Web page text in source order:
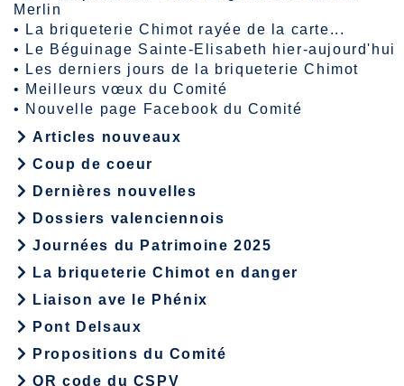
Merlin
•
La briqueterie Chimot rayée de la carte...
•
Le Béguinage Sainte-Elisabeth hier-aujourd'hui
•
Les derniers jours de la briqueterie Chimot
• Meilleurs vœux du Comité
• Nouvelle page Facebook du Comité
Articles nouveaux
Coup de coeur
Dernières nouvelles
Dossiers valenciennois
Journées du Patrimoine 2025
La briqueterie Chimot en danger
Liaison ave le Phénix
Pont Delsaux
Propositions du Comité
QR code du CSPV